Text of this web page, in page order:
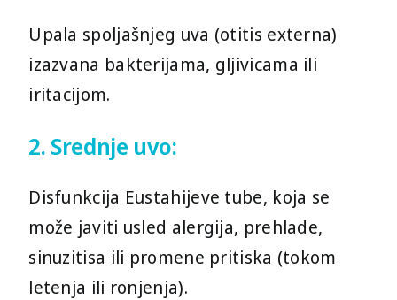
Upala spoljašnjeg uva (otitis externa)
izazvana bakterijama, gljivicama ili
iritacijom.
2. Srednje uvo:
Disfunkcija Eustahijeve tube, koja se
može javiti usled alergija, prehlade,
sinuzitisa ili promene pritiska (tokom
letenja ili ronjenja).
Izaberite kontakt telefon:
+381 (0)69 22 74 312